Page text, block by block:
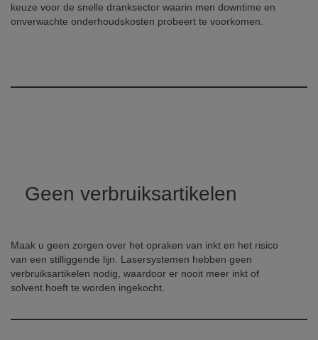
keuze voor de snelle dranksector waarin men downtime en
onverwachte onderhoudskosten probeert te voorkomen.
Geen verbruiksartikelen
Maak u geen zorgen over het opraken van inkt en het risico
van een stilliggende lijn. Lasersystemen hebben geen
verbruiksartikelen nodig, waardoor er nooit meer inkt of
solvent hoeft te worden ingekocht.